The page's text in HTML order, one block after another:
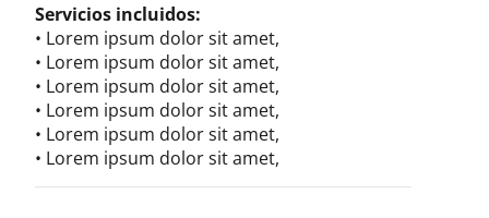
Servicios incluidos:
• Lorem ipsum dolor sit amet,
• Lorem ipsum dolor sit amet,
• Lorem ipsum dolor sit amet,
• Lorem ipsum dolor sit amet,
• Lorem ipsum dolor sit amet,
• Lorem ipsum dolor sit amet,